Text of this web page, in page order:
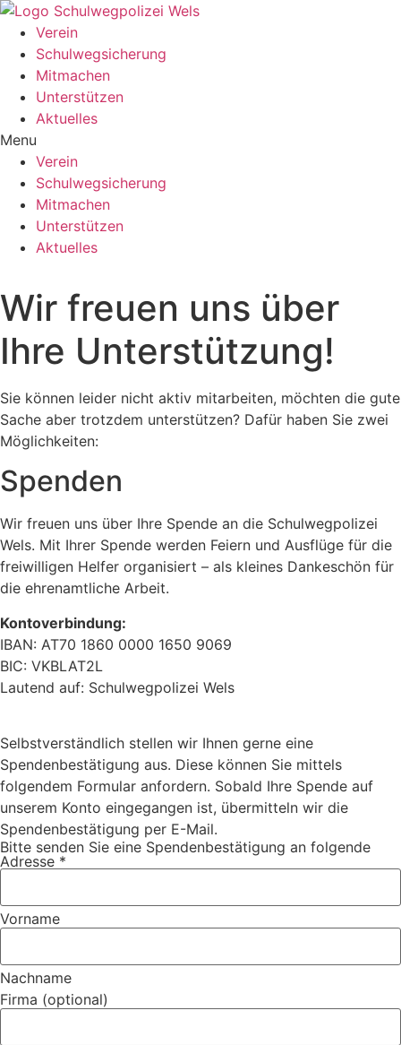
Verein
Schulwegsicherung
Mitmachen
Unterstützen
Aktuelles
Menu
Verein
Schulwegsicherung
Mitmachen
Unterstützen
Aktuelles
Wir freuen uns über
Ihre Unterstützung!
Sie können leider nicht aktiv mitarbeiten, möchten die gute
Sache aber trotzdem unterstützen? Dafür haben Sie zwei
Möglichkeiten:
Spenden
Wir freuen uns über Ihre Spende an die Schulwegpolizei
Wels. Mit Ihrer Spende werden Feiern und Ausflüge für die
freiwilligen Helfer organisiert – als kleines Dankeschön für
die ehrenamtliche Arbeit.
Kontoverbindung:
IBAN: AT70 1860 0000 1650 9069
BIC: VKBLAT2L
Lautend auf: Schulwegpolizei Wels
Selbstverständlich stellen wir Ihnen gerne eine
Spendenbestätigung aus. Diese können Sie mittels
folgendem Formular anfordern. Sobald Ihre Spende auf
unserem Konto eingegangen ist, übermitteln wir die
Spendenbestätigung per E-Mail.
Bitte senden Sie eine Spendenbestätigung an folgende
Adresse *
Vorname
Nachname
Firma (optional)